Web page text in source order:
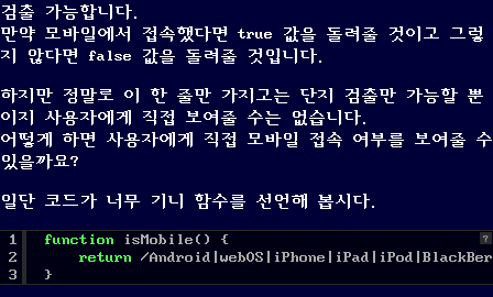
검출 가능합니다.
만약 모바일에서 접속했다면 true 값을 돌려줄 것이고 그렇
지 않다면 false 값을 돌려줄 것입니다.
하지만 정말로 이 한 줄만 가지고는 단지 검출만 가능할 뿐
이지 사용자에게 직접 보여줄 수는 없습니다.
어떻게 하면 사용자에게 직접 모바일 접속 여부를 보여줄 수
있을까요?
일단 코드가 너무 기니 함수를 선언해 봅시다.
?
1
2
3
function
isMobile() {
return /
}